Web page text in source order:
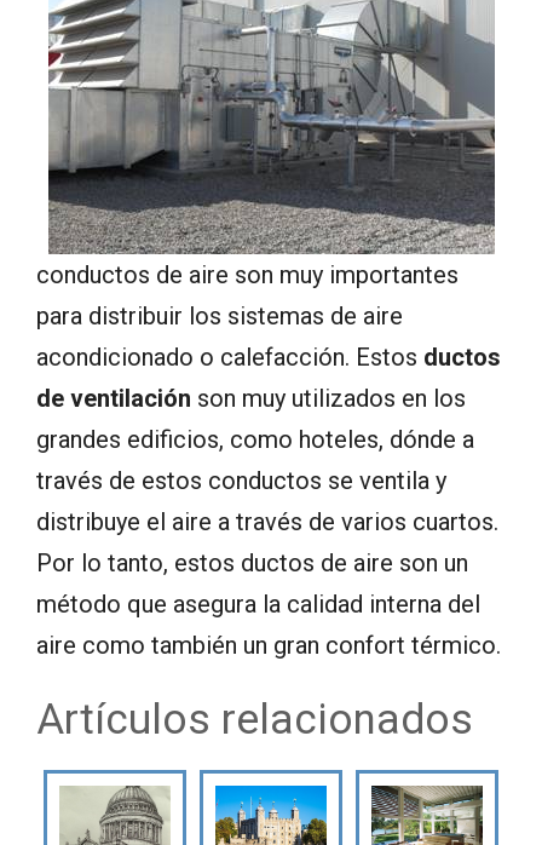
conductos de aire son muy importantes
para distribuir los sistemas de aire
acondicionado o calefacción. Estos ductos
de ventilación son muy utilizados en los
grandes edificios, como hoteles, dónde a
través de estos conductos se ventila y
distribuye el aire a través de varios cuartos.
Por lo tanto, estos ductos de aire son un
método que asegura la calidad interna del
aire como también un gran confort térmico.
Artículos relacionados